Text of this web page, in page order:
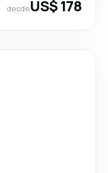
desdeUS$ 178